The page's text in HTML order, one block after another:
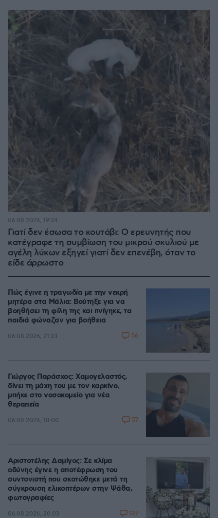
Γιατί δεν έσωσα το κουτάβι: Ο ερευνητής που
κατέγραφε τη συμβίωση του μικρού σκυλιού με
αγέλη λύκων εξηγεί γιατί δεν επενέβη, όταν το
είδε άρρωστο
06.08.2026, 19:34
Πώς έγινε η τραγωδία με την νεκρή
μητέρα στα Μάλια: Βούτηξε για να
βοηθήσει τη φίλη της και πνίγηκε, τα
παιδιά φώναζαν για βοήθεια
06.08.2026, 21:23 56
Γιώργος Παράσχος: Χαμογελαστός,
δίνει τη μάχη του με τον καρκίνο,
μπήκε στο νοσοκομείο για νέα
θεραπεία
06.08.2026, 18:00 57
Αριστοτέλης Δαμίγος: Σε κλίμα
οδύνης έγινε η αποτέφρωση του
συντονιστή που σκοτώθηκε μετά τη
σύγκρουση ελικοπτέρων στην Ψάθα,
φωτογραφίες
06.08.2026, 20:03 127